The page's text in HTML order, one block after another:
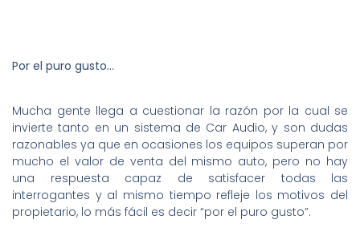
Por el puro gusto…
Mucha gente llega a cuestionar la razón por la cual se
invierte tanto en un sistema de Car Audio, y son dudas
razonables ya que en ocasiones los equipos superan por
mucho el valor de venta del mismo auto, pero no hay
una respuesta capaz de satisfacer todas las
interrogantes y al mismo tiempo refleje los motivos del
propietario, lo más fácil es decir “por el puro gusto”.